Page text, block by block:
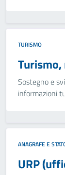
TURISMO
Sostegno e
informazioni
ANAGRAFE E
URP